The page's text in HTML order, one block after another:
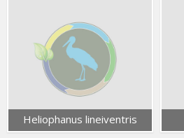
Heliophanus lineiventris